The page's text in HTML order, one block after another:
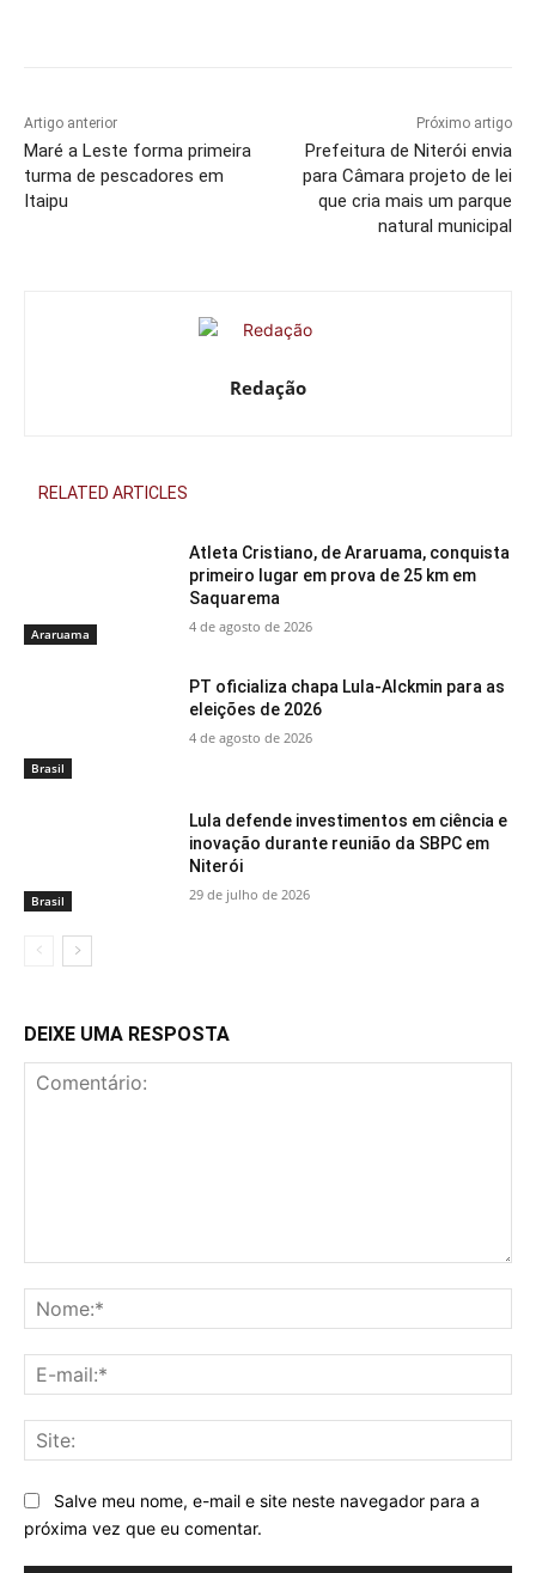
Artigo anterior
Maré a Leste forma primeira
turma de pescadores em
Itaipu
Próximo artigo
Prefeitura de Niterói envia
para Câmara projeto de lei
que cria mais um parque
natural municipal
Redação
RELATED ARTICLES
Araruama
Atleta Cristiano, de Araruama, conquista
primeiro lugar em prova de 25 km em
Saquarema
4 de agosto de 2026
Brasil
PT oficializa chapa Lula-Alckmin para as
eleições de 2026
4 de agosto de 2026
Brasil
Lula defende investimentos em ciência e
inovação durante reunião da SBPC em
Niterói
29 de julho de 2026
DEIXE UMA RESPOSTA
Salve meu nome, e-mail e site neste navegador para a
próxima vez que eu comentar.